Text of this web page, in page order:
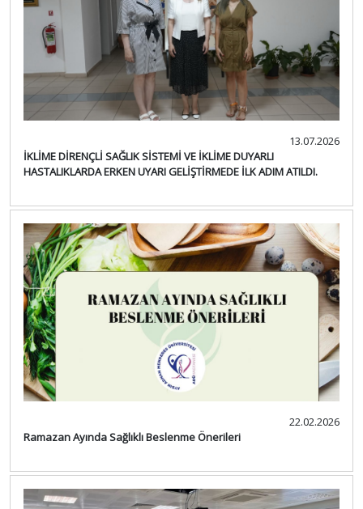
13.07.2026
İKLİME DİRENÇLİ SAĞLIK SİSTEMİ VE İKLİME DUYARLI
HASTALIKLARDA ERKEN UYARI GELİŞTİRMEDE İLK ADIM ATILDI.
22.02.2026
Ramazan Ayında Sağlıklı Beslenme Önerileri